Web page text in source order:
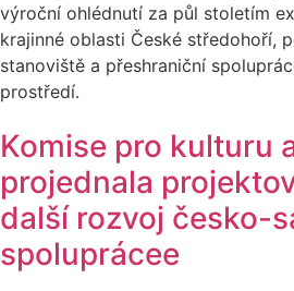
výroční ohlédnutí za půl stoletím
krajinné oblasti České středohoří,
stanoviště a přeshraniční
prostředí.
Komise pro kulturu
projednala
další rozvoj česko-
spoluprácee